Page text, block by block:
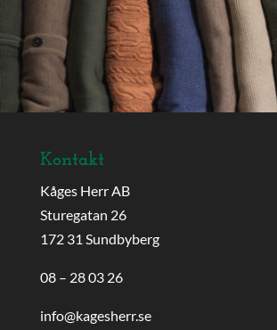
Kontakt
Kåges Herr AB
Sturegatan 26
172 31 Sundbyberg
08 – 28 03 26
info@kagesherr.se